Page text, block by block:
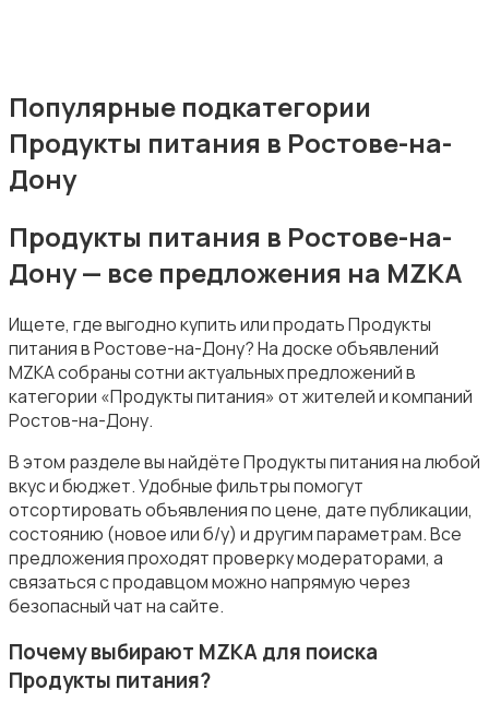
Деловые услуги
Уборка
Автоуслуги
Ремонт техники
Популярные подкатегории
Продукты питания в Ростове-на-
Дону
Продукты питания в Ростове-на-
Дону — все предложения на MZKA
Ищете, где выгодно купить или продать Продукты
питания в Ростове-на-Дону? На доске объявлений
MZKA собраны сотни актуальных предложений в
категории «Продукты питания» от жителей и компаний
Ростов-на-Дону.
В этом разделе вы найдёте Продукты питания на любой
вкус и бюджет. Удобные фильтры помогут
отсортировать объявления по цене, дате публикации,
состоянию (новое или б/у) и другим параметрам. Все
предложения проходят проверку модераторами, а
связаться с продавцом можно напрямую через
безопасный чат на сайте.
Почему выбирают MZKA для поиска
Продукты питания?